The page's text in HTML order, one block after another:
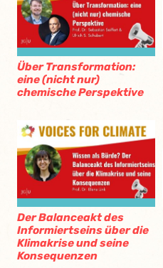
Über Transformation:
eine (nicht nur)
chemische Perspektive
Der Balanceakt des
Informiertseins über die
Klimakrise und seine
Konsequenzen